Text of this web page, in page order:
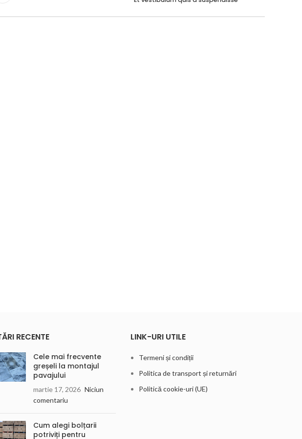
RECENTE
Cele mai frecvente
greșeli la montajul
pavajului
martie 17, 2026 Niciun
comentariu
Cum alegi bolțarii
potriviți pentru
LINK-URI UTILE
Termeni și condiții
Politica de transport și returnări
Politică cookie-uri (UE)